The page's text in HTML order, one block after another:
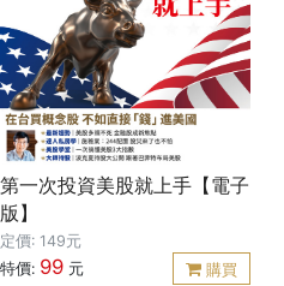
第一次投資美股就上手【電子
版】
定價: 149元
特價: 99 元 購買